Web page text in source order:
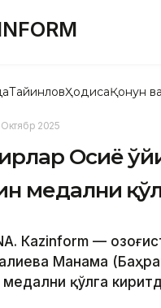
ТайинловҲодисаҚонун
2025
Осиё
медални
Кazinform —
Манама
медални қўлга